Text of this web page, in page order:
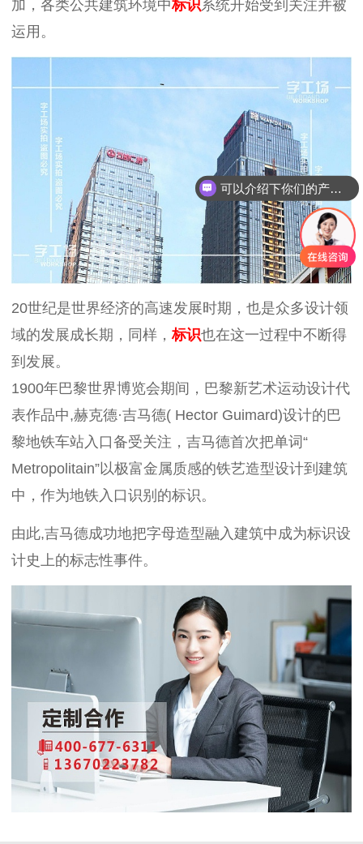
加，各类公共建筑环境中标识系统开始受到关注并被
运用。
20世纪是世界经济的高速发展时期，也是众多设计领
域的发展成长期，同样，标识也在这一过程中不断得
到发展。
1900年巴黎世界博览会期间，巴黎新艺术运动设计代
表作品中,赫克德·吉马德( Hector Guimard)设计的巴
黎地铁车站入口备受关注，吉马德首次把单词“
Metropolitain”以极富金属质感的铁艺造型设计到建筑
中，作为地铁入口识别的标识。
由此,吉马德成功地把字母造型融入建筑中成为标识设
计史上的标志性事件。
你们是怎么收费的呢？